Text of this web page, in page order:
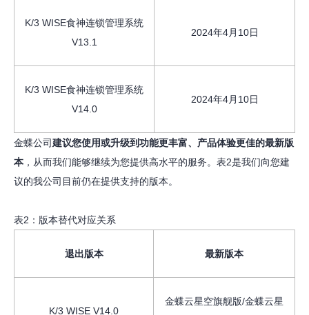
K/3 WISE食神连锁管理系统
V13.1
2024年4月10日
K/3 WISE食神连锁管理系统
V14.0
2024年4月10日
金蝶公司建议您使用或升级到功能更丰富、产品体验更佳的最新版
本 ，从而我们能够继续为您提供高水平的服务。表2是我们向您建
议的我公司目前仍在提供支持的版本。
表2：版本替代对应关系
退出版本 最新版本
K/3 WISE V14.0
金蝶云星空旗舰版/金蝶云星